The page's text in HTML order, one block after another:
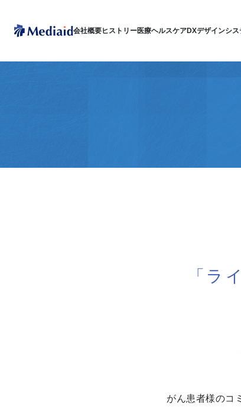
会社概要ヒストリー医療ヘルスケアDXデザインシス
「ラ
がん患者様のコ